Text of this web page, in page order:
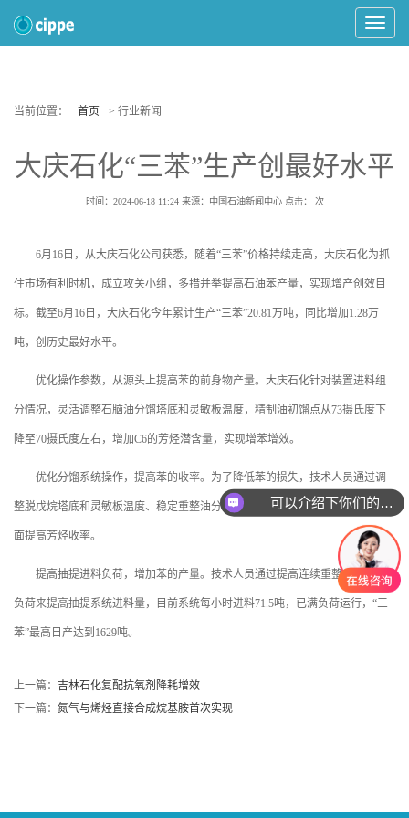
Toggle
当前位置： 首页 > 行业新闻
大庆石化“三苯”生产创最好水平
时间：2024-06-18 11:24 来源：中国石油新闻中心 点击： 次
6月16日，从大庆石化公司获悉，随着“三苯”价格持续走高，大庆石化为抓
住市场有利时机，成立攻关小组，多措并举提高石油苯产量，实现增产创效目
标。截至6月16日，大庆石化今年累计生产“三苯”20.81万吨，同比增加1.28万
吨，创历史最好水平。
优化操作参数，从源头上提高苯的前身物产量。大庆石化针对装置进料组
分情况，灵活调整石脑油分馏塔底和灵敏板温度，精制油初馏点从73摄氏度下
降至70摄氏度左右，增加C6的芳烃潜含量，实现增苯增效。
优化分馏系统操作，提高苯的收率。为了降低苯的损失，技术人员通过调
整脱戊烷塔底和灵敏板温度、稳定重整油分离塔、调整抽提蒸馏塔等操作，全
面提高芳烃收率。
提高抽提进料负荷，增加苯的产量。技术人员通过提高连续重整装置加工
负荷来提高抽提系统进料量，目前系统每小时进料71.5吨，已满负荷运行，“三
苯”最高日产达到1629吨。
上一篇： 吉林石化复配抗氧剂降耗增效
下一篇： 氮气与烯烃直接合成烷基胺首次实现
可以介绍下你们的产品么